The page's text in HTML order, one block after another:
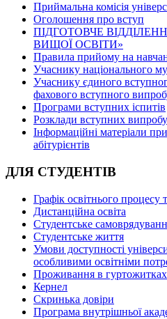
Приймальна комісія
Оголошення про вступ
ПІДГОТОВЧЕ
ВИЩОЇ ОСВІТИ»
Правила прийому на
Учаснику національного
Учаснику єдиного
фахового вступного
Програми вступних іспитів
Розклади вступних
Інформаційні матеріали
абітурієнтів
ДЛЯ СТУДЕНТІВ
Графік освітнього процесу
Дистанційна освіта
Студентське
Студентське життя
Умови доступності
особливими освітніми
Проживання в гуртожитках
Кернел
Скринька довіри
Програма внутрішньої